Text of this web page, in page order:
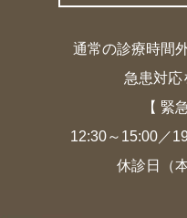
通常の診療時間
急患対応
【 緊
12:30～15:00／
休診日（